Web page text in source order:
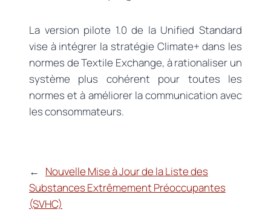
La version pilote 1.0 de la Unified Standard
vise à intégrer la stratégie Climate+ dans les
normes de Textile Exchange, à rationaliser un
système plus cohérent pour toutes les
normes et à améliorer la communication avec
les consommateurs.
←
Nouvelle Mise à Jour de la Liste des
Substances Extrêmement Préoccupantes
(SVHC)